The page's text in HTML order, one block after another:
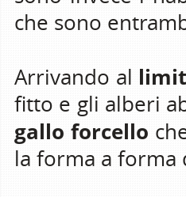
che sono
Arrivando al
fitto e gli alberi
gallo forcello
la forma a forma